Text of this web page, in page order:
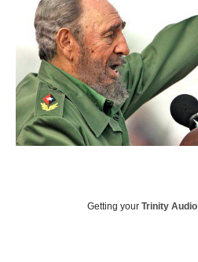
Getting your Trinity Audio